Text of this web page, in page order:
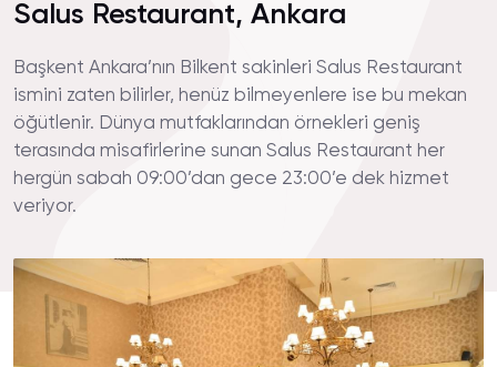
Salus Restaurant, Ankara
Başkent Ankara’nın Bilkent sakinleri Salus Restaurant
ismini zaten bilirler, henüz bilmeyenlere ise bu mekan
öğütlenir. Dünya mutfaklarından örnekleri geniş
terasında misafirlerine sunan Salus Restaurant her
hergün sabah 09:00’dan gece 23:00’e dek hizmet
veriyor.